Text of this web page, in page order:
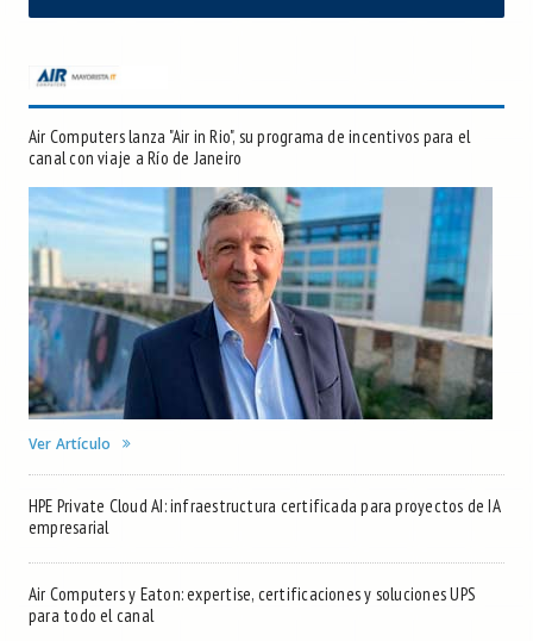
Air Computers lanza "Air in Rio", su programa de incentivos para el
canal con viaje a Río de Janeiro
Ver Artículo
HPE Private Cloud AI: infraestructura certificada para proyectos de IA
empresarial
Air Computers y Eaton: expertise, certificaciones y soluciones UPS
para todo el canal